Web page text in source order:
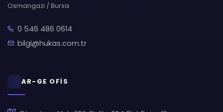
Osmangazi / Bursa
0 546 486 0614
bilgi@hukas.com.tr
AR-GE OFİS